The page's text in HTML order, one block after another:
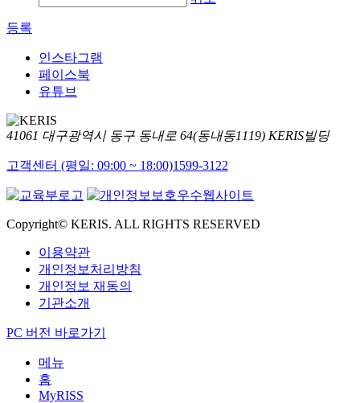
등록
인스타그램
페이스북
유튜브
41061 대구광역시 동구 동내로 64(동내동1119) KERIS빌딩
고객센터 (평일: 09:00 ~ 18:00)1599-3122
Copyright© KERIS. ALL RIGHTS RESERVED
이용약관
개인정보처리방침
개인정보 재동의
기관소개
PC 버전 바로가기
메뉴
홈
MyRISS